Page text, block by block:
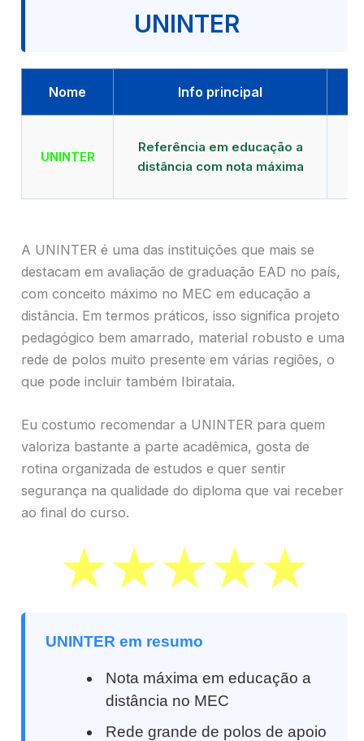
UNINTER
Nome Info principal
UNINTER
Referência em educação a
distância com nota máxima
A UNINTER é uma das instituições que mais se
destacam em avaliação de graduação EAD no país,
com conceito máximo no MEC em educação a
distância. Em termos práticos, isso significa projeto
pedagógico bem amarrado, material robusto e uma
rede de polos muito presente em várias regiões, o
que pode incluir também Ibirataia.
Eu costumo recomendar a UNINTER para quem
valoriza bastante a parte acadêmica, gosta de
rotina organizada de estudos e quer sentir
segurança na qualidade do diploma que vai receber
ao final do curso.
UNINTER em resumo
Nota máxima em educação a
distância no MEC
Rede grande de polos de apoio